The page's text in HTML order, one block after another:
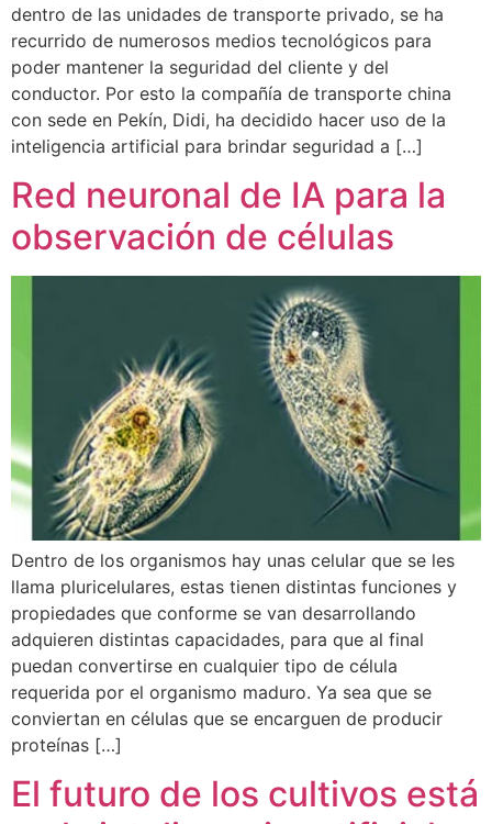
dentro de las unidades de transporte privado, se ha
recurrido de numerosos medios tecnológicos para
poder mantener la seguridad del cliente y del
conductor. Por esto la compañía de transporte china
con sede en Pekín, Didi, ha decidido hacer uso de la
inteligencia artificial para brindar seguridad a […]
Red neuronal de IA para la
observación de células
Dentro de los organismos hay unas celular que se les
llama pluricelulares, estas tienen distintas funciones y
propiedades que conforme se van desarrollando
adquieren distintas capacidades, para que al final
puedan convertirse en cualquier tipo de célula
requerida por el organismo maduro. Ya sea que se
conviertan en células que se encarguen de producir
proteínas […]
El futuro de los cultivos está